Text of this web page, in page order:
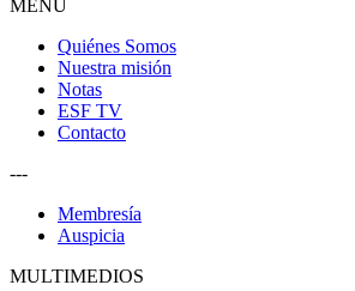
MENU
Quiénes Somos
Nuestra misión
Notas
ESF TV
Contacto
---
Membresía
Auspicia
MULTIMEDIOS